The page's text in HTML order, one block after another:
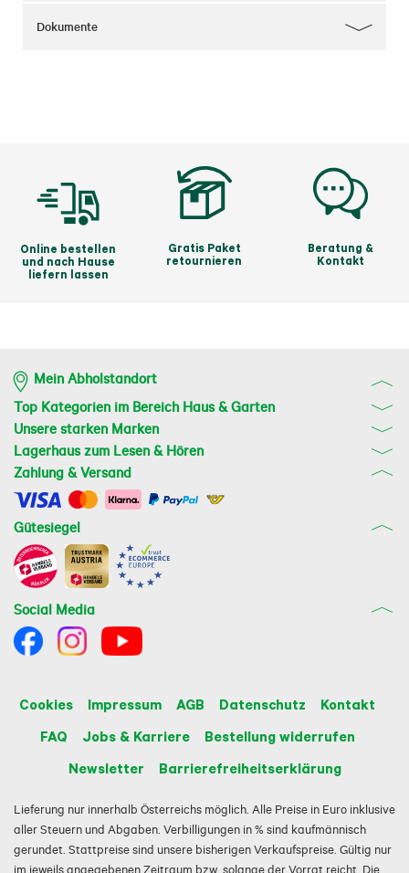
Dokumente
Online bestellen
und nach Hause
liefern lassen
Gratis Paket
retournieren
Beratung &
Kontakt
Mein Abholstandort
Top Kategorien im Bereich Haus & Garten
Unsere starken Marken
Lagerhaus zum Lesen & Hören
Zahlung & Versand
Gütesiegel
Social Media
Cookies Impressum AGB Datenschutz
Kontakt
FAQ
Jobs & Karriere
Bestellung widerrufen
Newsletter
Barrierefreiheitserklärung
Lieferung nur innerhalb Österreichs möglich. Alle Preise in Euro inklusive
aller Steuern und Abgaben. Verbilligungen in % sind kaufmännisch
gerundet. Stattpreise sind unsere bisherigen Verkaufspreise. Gültig nur
im jeweils angegebenen Zeitraum bzw. solange der Vorrat reicht. Die